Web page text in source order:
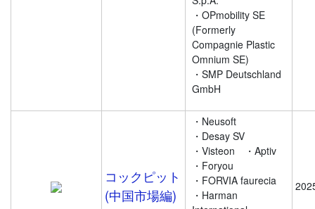
・OPmobility SE
(Formerly
Compagnie Plastic
Omnium SE)
・SMP Deutschland
GmbH
コックピット
(中国市場編)
・Neusoft
・Desay SV
・Visteon
・Aptiv
・Foryou
・FORVIA faurecia
・Harman